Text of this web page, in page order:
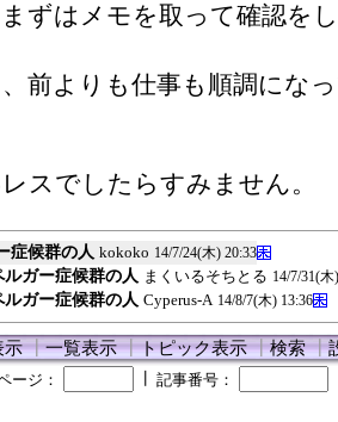
ずはメモを取って確認を
前よりも仕事も順調にな
スでしたらすみません。
症候群の人 kokoko 14/7/24(木) 20:33
ルガー症候群の人 まくいるそちとる 14/7/31(木
ルガー症候群の人 Cyperus-A 14/8/7(木) 13:36
示┃一覧表示┃トピック表示┃検索┃
ージ： 記事番号：